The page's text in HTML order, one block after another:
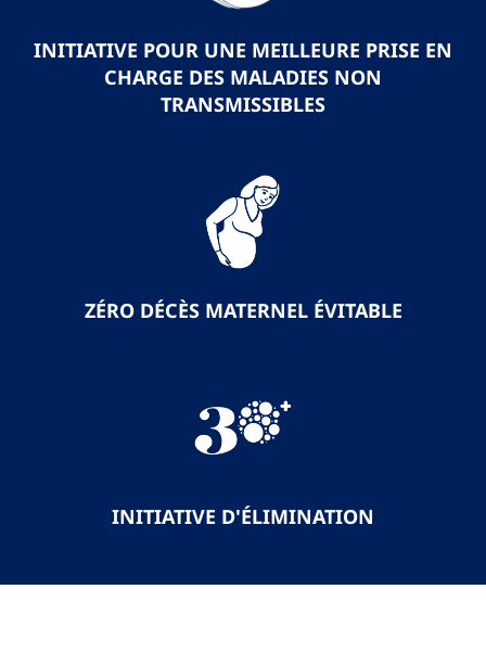
INITIATIVE POUR UNE MEILLEURE PRISE EN
CHARGE DES MALADIES NON
TRANSMISSIBLES
ZÉRO DÉCÈS MATERNEL ÉVITABLE
INITIATIVE D'ÉLIMINATION